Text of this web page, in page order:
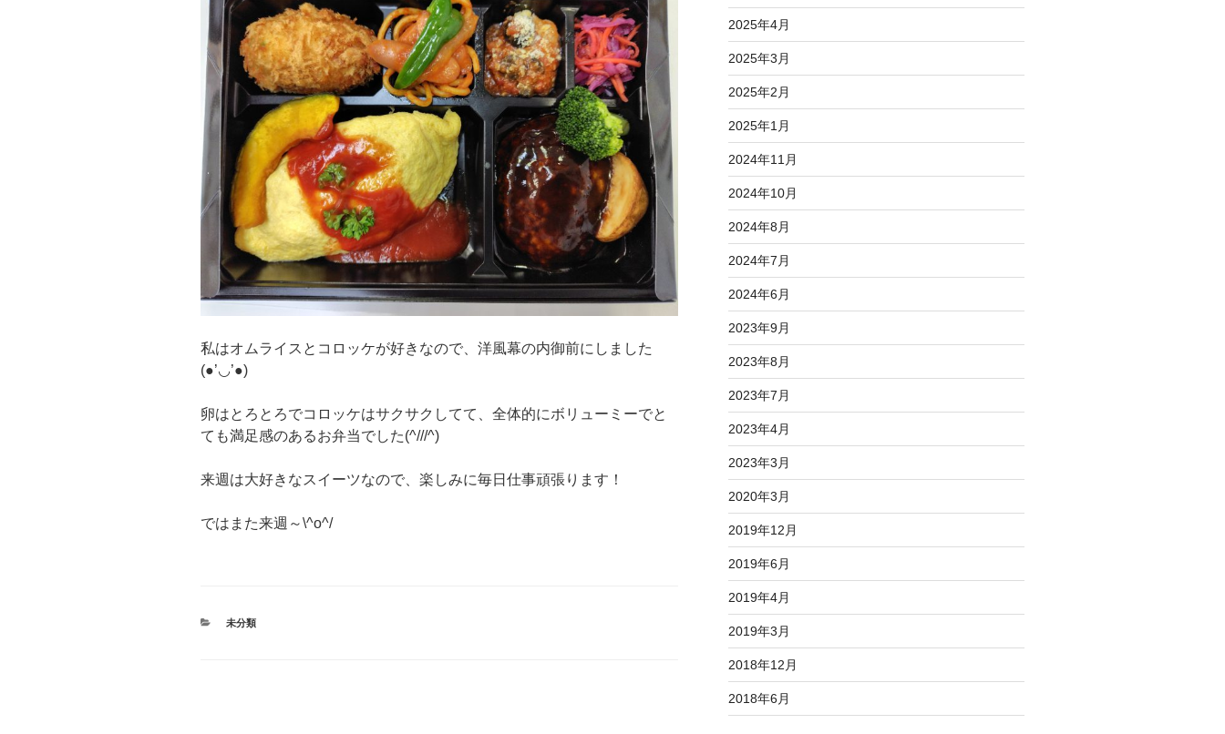
私はオムライスとコロッケが好きなので、洋風幕の内御前にしました
(●’◡’●)
卵はとろとろでコロッケはサクサクしてて、全体的にボリューミーでと
ても満足感のあるお弁当でした(^///^)
来週は大好きなスイーツなので、楽しみに毎日仕事頑張ります！
ではまた来週～\^o^/
カ
未分類
2025年4月
2025年3月
2025年2月
2025年1月
2024年11月
2024年10月
2024年8月
2024年7月
2024年6月
2023年9月
2023年8月
2023年7月
2023年4月
2023年3月
2020年3月
2019年12月
2019年6月
2019年4月
2019年3月
2018年12月
2018年6月